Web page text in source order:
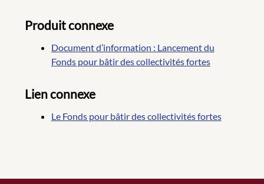
Produitconnexe
Document d’information : Lancement du
Fonds pour bâtir des collectivités fortes
Lien connexe
Le Fonds pour bâtir des collectivités fortes